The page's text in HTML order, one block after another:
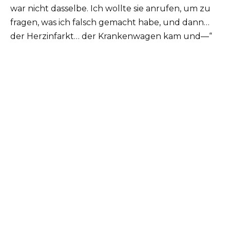
war nicht dasselbe. Ich wollte sie anrufen, um zu
fragen, was ich falsch gemacht habe, und dann…
der Herzinfarkt… der Krankenwagen kam und—“